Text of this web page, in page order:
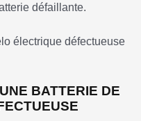
défaillante.
BATTERIE DE